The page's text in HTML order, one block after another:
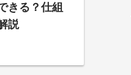
きる？仕組
説